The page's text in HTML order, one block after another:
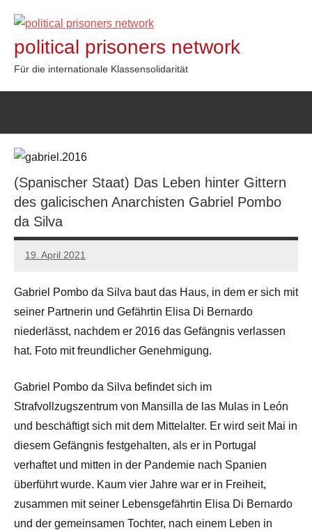
Inhalt
springen
political prisoners network
Für die internationale Klassensolidarität
(Spanischer Staat) Das Leben hinter Gittern
des galicischen Anarchisten Gabriel Pombo
da Silva
19. April 2021
network
Gabriel Pombo da Silva baut das Haus, in dem er sich mit
seiner Partnerin und Gefährtin Elisa Di Bernardo
niederlässt, nachdem er 2016 das Gefängnis verlassen
hat. Foto mit freundlicher Genehmigung.
Gabriel Pombo da Silva befindet sich im
Strafvollzugszentrum von Mansilla de las Mulas in León
und beschäftigt sich mit dem Mittelalter. Er wird seit Mai in
diesem Gefängnis festgehalten, als er in Portugal
verhaftet und mitten in der Pandemie nach Spanien
überführt wurde. Kaum vier Jahre war er in Freiheit,
zusammen mit seiner Lebensgefährtin Elisa Di Bernardo
und der gemeinsamen Tochter, nach einem Leben in